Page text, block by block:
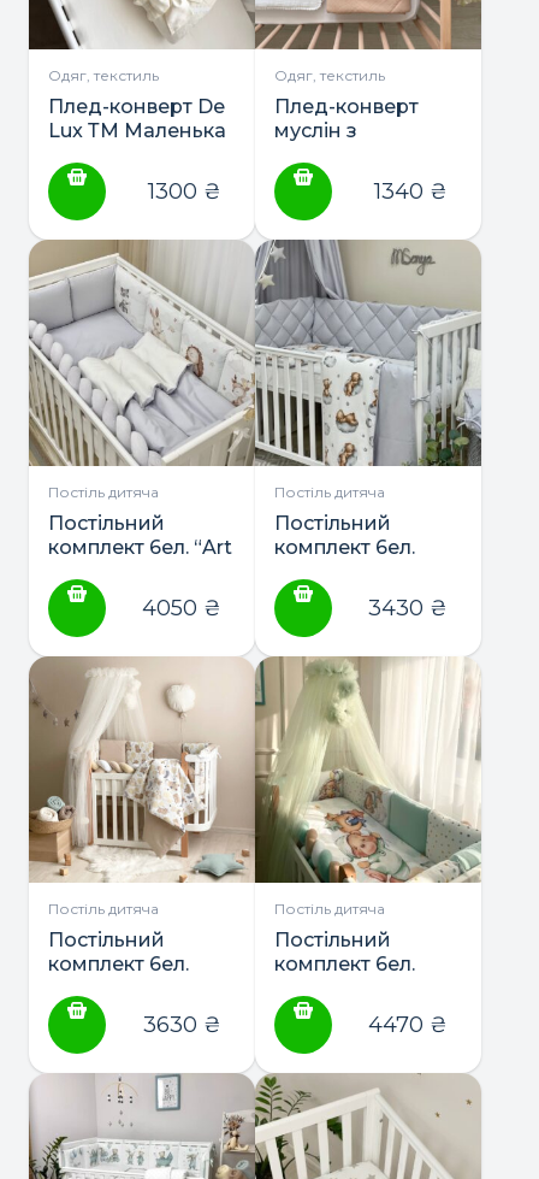
Одяг, текстиль
Плед-конверт De
Lux ТМ Маленька
1300 ₴
Одяг, текстиль
Плед-конверт
муслін з
ТМ Маленька
Соня
1340 ₴
Постіль дитяча
Постільний
комплект 6ел. “Art
Маленька Соня
4050 ₴
Постіль дитяча
Постільний
комплект 6ел.
Маленька Соня
3430 ₴
Постіль дитяча
Постільний
комплект 6ел.
Маленька Соня
3630 ₴
Постіль дитяча
Постільний
комплект 6ел.
Гаммі” ТМ
Маленька Соня
4470 ₴